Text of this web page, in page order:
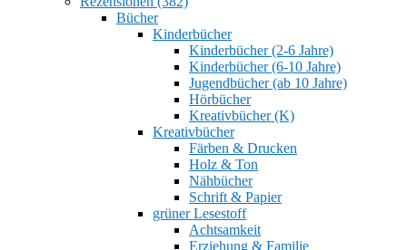
Bücher
Kinderbücher
Kinderbücher (2-6 Jahre)
Kinderbücher (6-10 Jahre)
Jugendbücher (ab 10 Jahre)
Hörbücher
Kreativbücher (K)
Kreativbücher
Färben & Drucken
Holz & Ton
Nähbücher
Schrift & Papier
grüner Lesestoff
Achtsamkeit
Erziehung & Familie